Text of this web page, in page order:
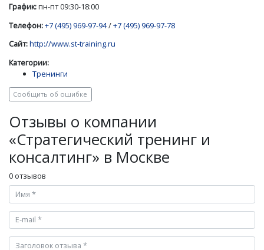
График:пн-пт 09:30-18:00
Телефон:+7 (495) 969-97-94/+7 (495) 969-97-78
Сайт:http://www.st-training.ru
Категории:
Тренинги
Сообщить об ошибке
Отзывы о компании
«Стратегический тренинг и
консалтинг» в Москве
0 отзывов